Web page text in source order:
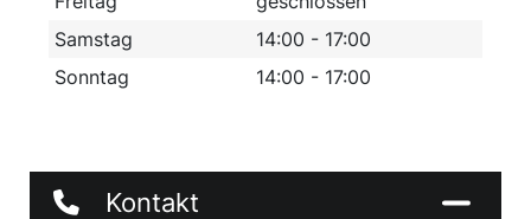
Samstag
14:00 - 17:00
Sonntag
14:00 - 17:00
Kontakt